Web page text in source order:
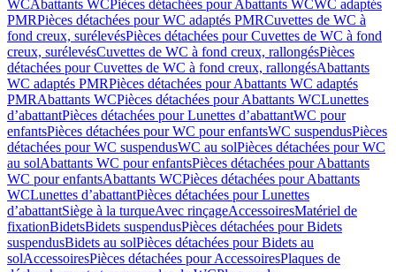
WCAbattants WCPièces détachées pour Abattants WCWC adaptés
PMRPièces détachées pour WC adaptés PMRCuvettes de WC à
fond creux, surélevésPièces détachées pour Cuvettes de WC à fond
creux, surélevésCuvettes de WC à fond creux, rallongésPièces
détachées pour Cuvettes de WC à fond creux, rallongésAbattants
WC adaptés PMRPièces détachées pour Abattants WC adaptés
PMRAbattants WCPièces détachées pour Abattants WCLunettes
d’abattantPièces détachées pour Lunettes d’abattantWC pour
enfantsPièces détachées pour WC pour enfantsWC suspendusPièces
détachées pour WC suspendusWC au solPièces détachées pour WC
au solAbattants WC pour enfantsPièces détachées pour Abattants
WC pour enfantsAbattants WCPièces détachées pour Abattants
WCLunettes d’abattantPièces détachées pour Lunettes
d’abattantSiège à la turqueAvec rinçageAccessoiresMatériel de
fixationBidetsBidets suspendusPièces détachées pour Bidets
suspendusBidets au solPièces détachées pour Bidets au
solAccessoiresPièces détachées pour AccessoiresPlaques de